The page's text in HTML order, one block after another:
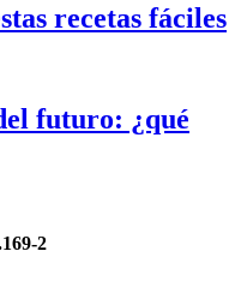
recetas fáciles
futuro: ¿qué
2